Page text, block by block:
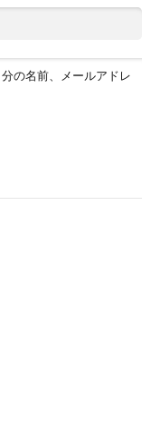
の名前、メールアドレ